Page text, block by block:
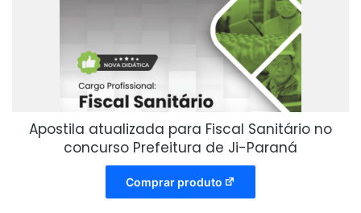
Apostila atualizada para Fiscal Sanitário no
concurso Prefeitura de Ji-Paraná
Comprar produto